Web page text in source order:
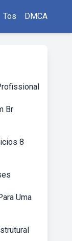
Tos DMCA
Br
8
Uma